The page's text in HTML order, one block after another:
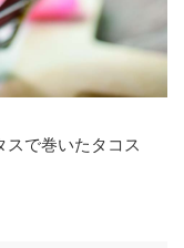
スで巻いたタコス